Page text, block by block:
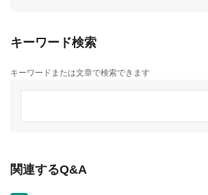
キーワード検索
キーワードまたは文章で検索できます
関連するQ&A